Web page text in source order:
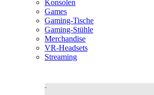
Konsolen
Games
Gaming-Tische
Gaming-Stühle
Merchandise
VR-Headsets
Streaming